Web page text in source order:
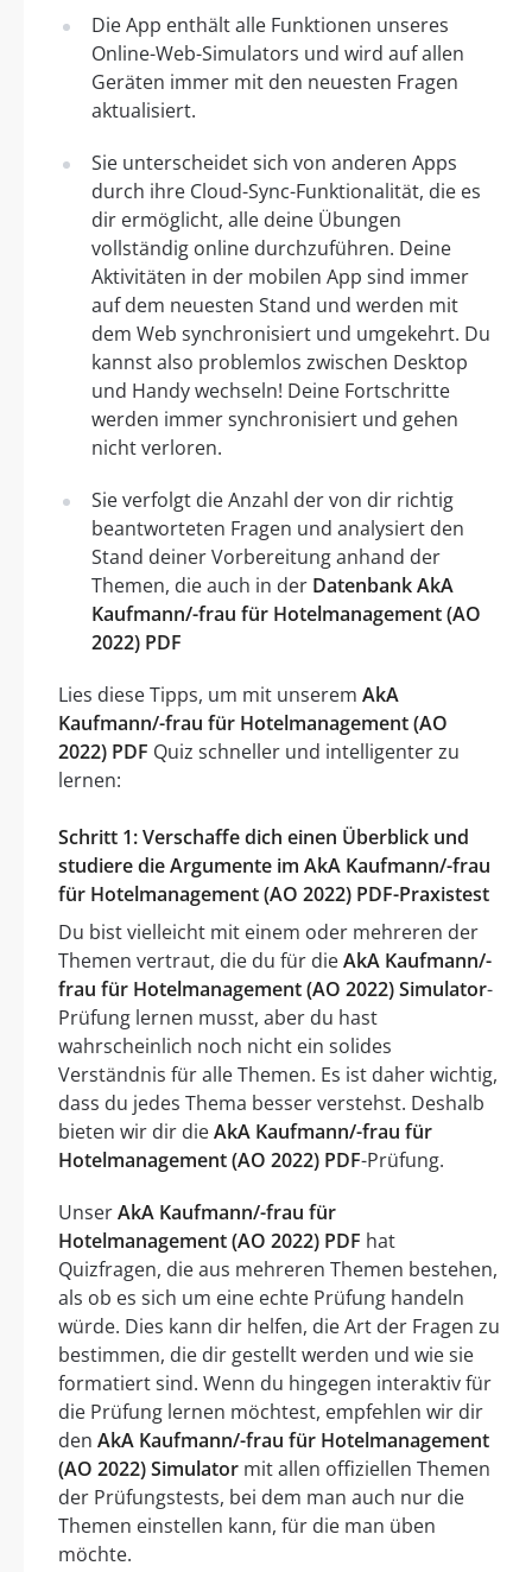
Die App enthält alle Funktionen unseres
Online-Web-Simulators und wird auf allen
Geräten immer mit den neuesten Fragen
aktualisiert.
Sie unterscheidet sich von anderen Apps
durch ihre Cloud-Sync-Funktionalität, die es
dir ermöglicht, alle deine Übungen
vollständig online durchzuführen. Deine
Aktivitäten in der mobilen App sind immer
auf dem neuesten Stand und werden mit
dem Web synchronisiert und umgekehrt. Du
kannst also problemlos zwischen Desktop
und Handy wechseln! Deine Fortschritte
werden immer synchronisiert und gehen
nicht verloren.
Sie verfolgt die Anzahl der von dir richtig
beantworteten Fragen und analysiert den
Stand deiner Vorbereitung anhand der
Themen, die auch in der Datenbank AkA
Kaufmann/-frau für Hotelmanagement (AO
2022) PDF
Lies diese Tipps, um mit unserem AkA
Kaufmann/-frau für Hotelmanagement (AO
2022) PDF Quiz schneller und intelligenter zu
lernen:
Schritt 1: Verschaffe dich einen Überblick und
studiere die Argumente im AkA Kaufmann/-frau
für Hotelmanagement (AO 2022) PDF-Praxistest
Du bist vielleicht mit einem oder mehreren der
Themen vertraut, die du für dieAkA Kaufmann/-
frau für Hotelmanagement (AO 2022) Simulator-
Prüfung lernen musst, aber du hast
wahrscheinlich noch nicht ein solides
Verständnis für alle Themen. Es ist daher wichtig,
dass du jedes Thema besser verstehst. Deshalb
bieten wir dir dieAkA Kaufmann/-frau für
Hotelmanagement (AO 2022) PDF-Prüfung.
UnserAkA Kaufmann/-frau für
Hotelmanagement (AO 2022) PDF hat
Quizfragen, die aus mehreren Themen bestehen,
als ob es sich um eine echte Prüfung handeln
würde. Dies kann dir helfen, die Art der Fragen zu
bestimmen, die dir gestellt werden und wie sie
formatiert sind. Wenn du hingegen interaktiv für
die Prüfung lernen möchtest, empfehlen wir dir
den AkA Kaufmann/-frau für Hotelmanagement
(AO 2022) Simulator mit allen offiziellen Themen
der Prüfungstests, bei dem man auch nur die
Themen einstellen kann, für die man üben
möchte.